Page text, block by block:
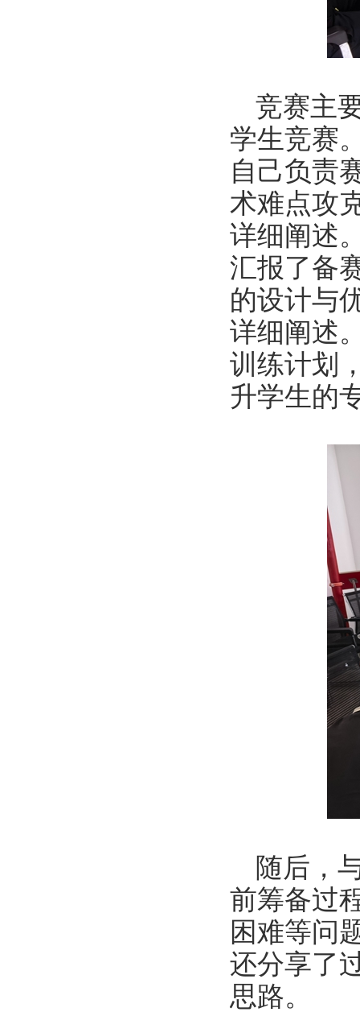
竞赛主
学生竞赛
自己负责
术难点攻
详细阐述
汇报了备
的设计与
详细阐述
训练计划
升学生的
随后，
前筹备过
困难等问
还分享了
思路。